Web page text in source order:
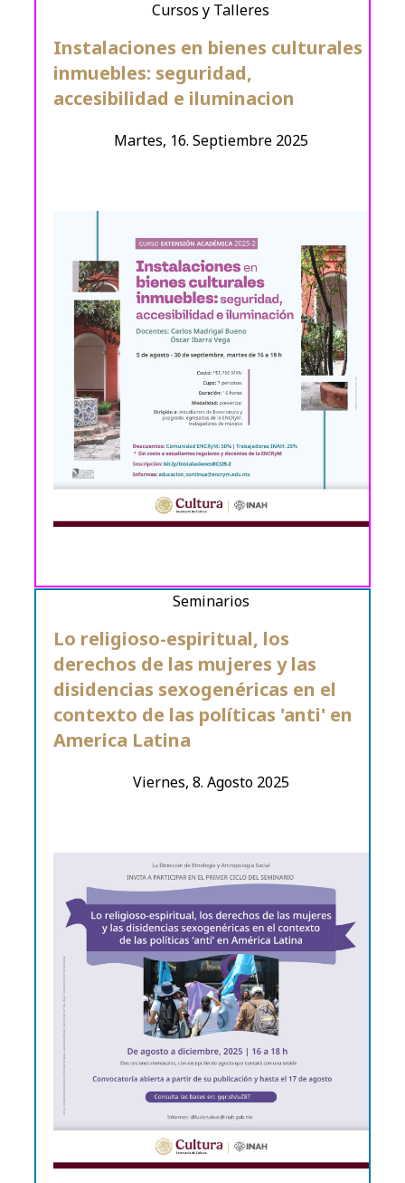
Martes, 16. Septiembre 2025
Instalaciones en bienes culturales
inmuebles: seguridad,
accesibilidad e iluminacion
Cursos y Talleres
Viernes, 8. Agosto 2025
Lo religioso-espiritual, los
derechos de las mujeres y las
disidencias sexogenéricas en el
contexto de las políticas 'anti' en
America Latina
Seminarios